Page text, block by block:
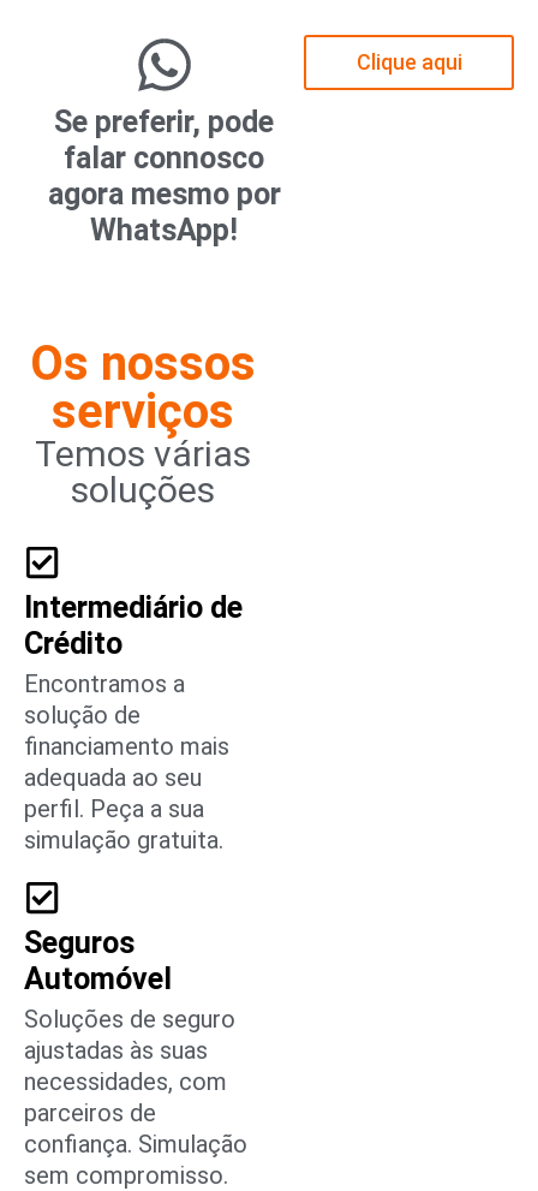
Se preferir, pode
falar connosco
agora mesmo por
WhatsApp!
Clique aqui
Os nossos
serviços
Temos várias
soluções
Intermediário de
Crédito
Encontramos a
solução de
financiamento mais
adequada ao seu
perfil. Peça a sua
simulação gratuita.
Seguros
Automóvel
Soluções de seguro
ajustadas às suas
necessidades, com
parceiros de
confiança. Simulação
sem compromisso.